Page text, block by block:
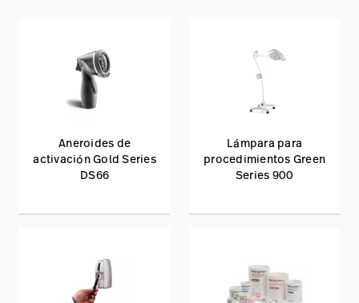
Aneroides de
activación Gold Series
DS66
Lámpara para
procedimientos Green
Series 900